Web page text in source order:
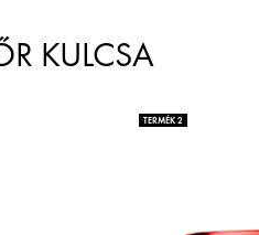
KULCSA
TERMÉK 2